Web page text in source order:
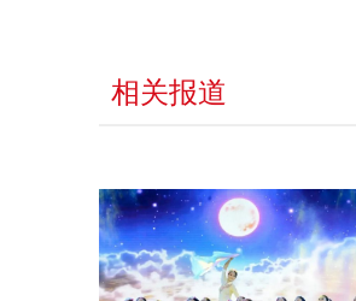
相关报道